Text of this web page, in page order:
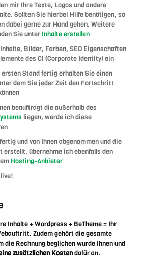
mir Ihre Texte, Logos und andere
Sollten Sie hierbei Hilfe benötigen, so
dabei gerne zur Hand gehen. Weitere
Sie unter Inhalte erstellen
Bilder, Farben, SEO Eigenschaften
des CI (Corporate Identity) ein
ersten Stand fertig erhalten Sie einen
dem Sie jeder Zeit den Fortschritt
beauftragt die außerhalb des
liegen, werde ich diese
und von Ihnen abgenommen und die
erstellt, übernehme ich ebenfalls den
Hosting-Anbieter
Inhalte + Wordpress + BeTheme = Ihr
Zudem gehört die gesamte
die Rechnung beglichen wurde Ihnen und
zusätzlichen Kostendafür an.